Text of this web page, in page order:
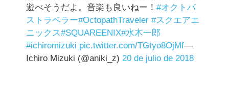
遊べそうだよ。音楽も良いねー！#オクトバ
ストラベラー#OctopathTraveler #スクエアエ
ニックス#SQUAREENIX#水木一郎
#ichiromizuki pic.twitter.com/TGtyo8OjMf—
Ichiro Mizuki (@aniki_z)20 de julio de 2018